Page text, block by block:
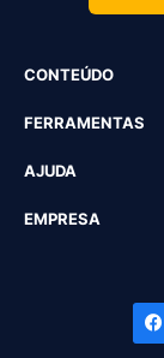
CONTEÚDO
FERRAMENTAS
AJUDA
EMPRESA